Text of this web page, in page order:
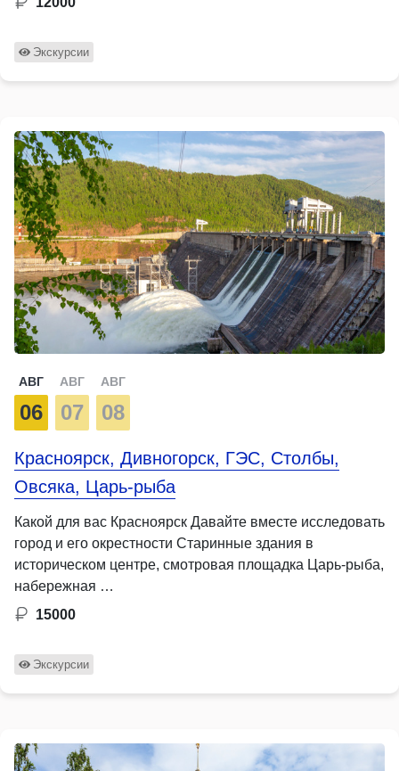
Экскурсии
АВГ
06
АВГ
07
АВГ
08
Красноярск, Дивногорск, ГЭС, Столбы,
Овсяка, Царь-рыба
Какой для вас Красноярск Давайте вместе исследовать
город и его окрестности Старинные здания в
историческом центре, смотровая площадка Царь-рыба,
набережная …
15000
Экскурсии